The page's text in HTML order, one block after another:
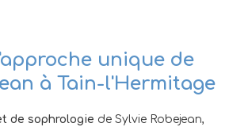
unique de
à Tain-l'Hermitage
de sophrologie de Sylvie Robejean,